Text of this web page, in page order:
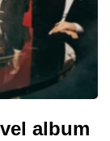
album